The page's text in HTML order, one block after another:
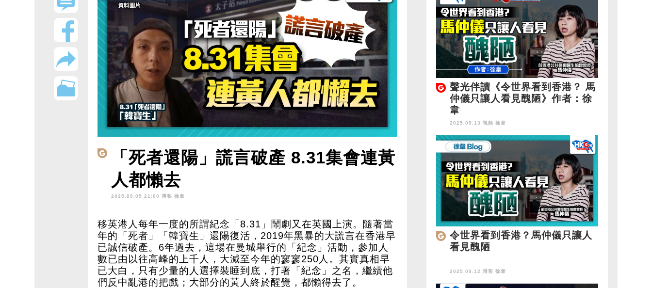
「死者還陽」謊言破產 8.31集會連黃
人都懶去
2025.09.05 21:00 博客 徐韋
移英港人每年一度的所謂紀念「8.31」鬧劇又在英國上演。隨著當
年的「死者」「韓寶生」還陽復活，2019年黑暴的大謊言在香港早
已誠信破產。6年過去，這場在曼城舉行的「紀念」活動，參加人
數已由以往高峰的上千人，大減至今年的寥寥250人。其實真相早
已大白，只有少量的人選擇裝睡到底，打著「紀念」之名，繼續他
們反中亂港的把戲；大部分的黃人終於醒覺，都懶得去了。
聲光伴讀《令世界看到香港？ 馬
仲儀只讓人看見醜陋》作者：徐
韋
2025.09.13 視頻 徐韋
令世界看到香港？馬仲儀只讓人
看見醜陋
2025.09.12 博客 徐韋